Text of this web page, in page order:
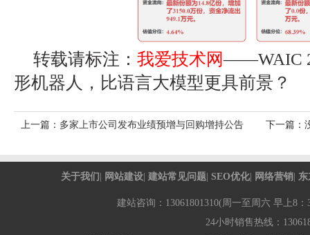
转载请标注： 我爱技术网——WAIC
形机器人，比语言大模型更具前景？
上一篇： 多家上市公司发布业绩预增与回购增持公告 下一篇：
关于我们 网站建设 |建站常见问题 |SEO优化 网络营销
建站咨询：13061801310(周一至周六 早上8
24小时销售热线：